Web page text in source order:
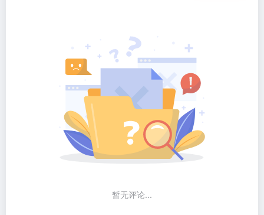
暂无评论...